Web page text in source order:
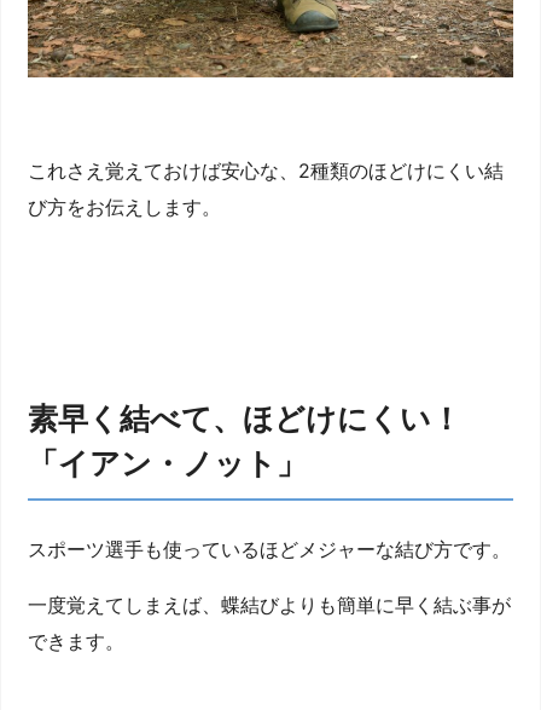
これさえ覚えておけば安心な、2種類のほどけにくい結
び方をお伝えします。
素早く結べて、ほどけにくい！
「イアン・ノット」
スポーツ選手も使っているほどメジャーな結び方です。
一度覚えてしまえば、蝶結びよりも簡単に早く結ぶ事が
できます。